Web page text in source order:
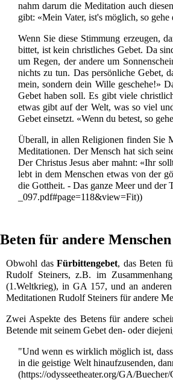
nahm darum die Meditation auch
gibt: «Mein Vater, ist's möglich, so
Wenn Sie diese Stimmung erzeugen,
bittet, ist kein christliches Gebet. Da
um Regen, der andere um
nichts zu tun. Das persönliche Gebet,
mein, sondern dein Wille geschehe!»
Gebet haben soll. Es gibt viele
etwas gibt auf der Welt, was so viel
Gebet einsetzt. «Wenn du betest, so
Überall, in allen Religionen finden Sie
Meditationen. Der Mensch hat sich
Der Christus Jesus aber mahnt: «Ihr
lebt in dem Menschen etwas von der
die Gottheit. - Das ganze Meer und der
)
Beten für andere Menschen
Obwohl das Fürbittengebet, das Beten
Rudolf Steiners, z.B. im
(1.Weltkrieg), in GA 157, und an
Meditationen Rudolf Steiners für andere
Zwei Aspekte des Betens für andere
Betende mit seinem Gebet den- oder
"Und wenn es wirklich möglich ist,
in die geistige Welt hinaufzusenden,